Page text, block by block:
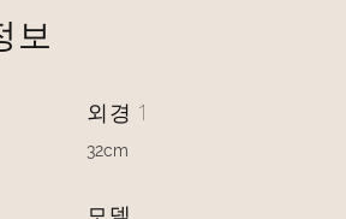
보
외경 1
32cm